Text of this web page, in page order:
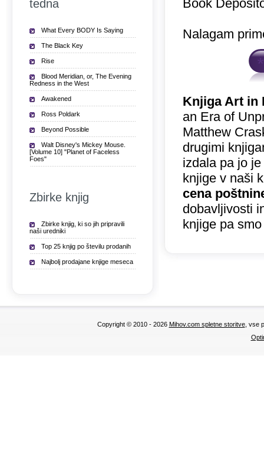
Book
Nalagam
Knjiga Art in
an Era of
Matthew
drugimi
izdala pa jo
knjige v naši
cena
dobavljivosti
knjige pa
tedna
What Every BODY Is Saying
The Black Key
Rise
Blood Meridian, or, The Evening
Redness in the West
Awakened
Ross Poldark
Beyond Possible
Walt Disney's Mickey Mouse.
[Volume 10] "Planet of Faceless
Foes"
Zbirke knjig
Zbirke knjig, ki so jih pripravili
naši uredniki
Top 25 knjig po številu prodanih
Najbolj prodajane knjige meseca
Copyright © 2010 - 2026 Mihov.com spletne storitve, vse